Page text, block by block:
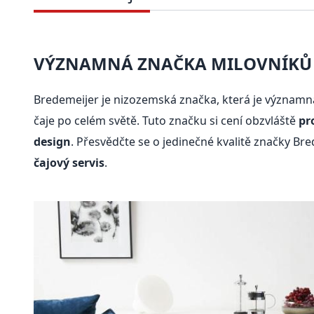
VÝZNAMNÁ ZNAČKA MILOVNÍKŮ
Bredemeijer je nizozemská značka, která je
čaje po celém světě. Tuto značku si cení obzvláště
design. Přesvědčte se o jedinečné kvalitě značky
čajový servis.